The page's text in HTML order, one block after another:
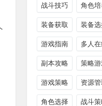
战斗技巧 角色
装备获取 装备
游戏指南 多人
副本攻略 策略
游戏策略 资源
角色选择 战斗